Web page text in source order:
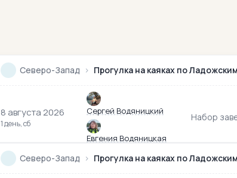
Северо-Запад › Прогулка на каяках по
8 августа 2026
1 день, сб
Сергей Водяницкий
Евгения Водяницкая
Набор
Северо-Запад › Прогулка на каяках по